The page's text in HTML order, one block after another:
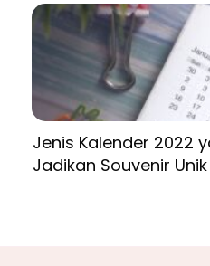
Jenis Kalender 2022
Jadikan Souvenir Unik